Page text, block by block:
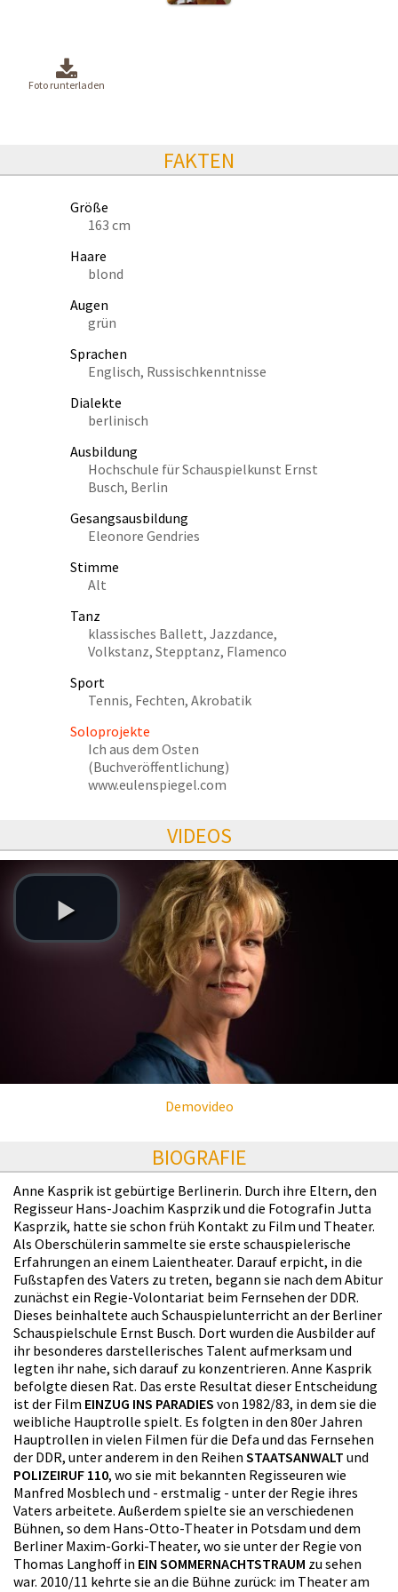
Foto runterladen
FAKTEN
Größe
163 cm
Haare
blond
Augen
grün
Sprachen
Englisch, Russischkenntnisse
Dialekte
berlinisch
Ausbildung
Hochschule für Schauspielkunst Ernst
Busch, Berlin
Gesangsausbildung
Eleonore Gendries
Stimme
Alt
Tanz
klassisches Ballett, Jazzdance,
Volkstanz, Stepptanz, Flamenco
Sport
Tennis, Fechten, Akrobatik
Soloprojekte
Ich aus dem Osten
(Buchveröffentlichung)
www.eulenspiegel.com
VIDEOS
Demovideo
BIOGRAFIE
Anne Kasprik ist gebürtige Berlinerin. Durch ihre Eltern, den
Regisseur Hans-Joachim Kasprzik und die Fotografin Jutta
Kasprzik, hatte sie schon früh Kontakt zu Film und Theater.
Als Oberschülerin sammelte sie erste schauspielerische
Erfahrungen an einem Laientheater. Darauf erpicht, in die
Fußstapfen des Vaters zu treten, begann sie nach dem Abitur
zunächst ein Regie-Volontariat beim Fernsehen der DDR.
Dieses beinhaltete auch Schauspielunterricht an der Berliner
Schauspielschule Ernst Busch. Dort wurden die Ausbilder auf
ihr besonderes darstellerisches Talent aufmerksam und
legten ihr nahe, sich darauf zu konzentrieren. Anne Kasprik
befolgte diesen Rat. Das erste Resultat dieser Entscheidung
ist der Film EINZUG INS PARADIES von 1982/83, in dem sie die
weibliche Hauptrolle spielt. Es folgten in den 80er Jahren
Hauptrollen in vielen Filmen für die Defa und das Fernsehen
der DDR, unter anderem in den Reihen STAATSANWALT und
POLIZEIRUF 110, wo sie mit bekannten Regisseuren wie
Manfred Mosblech und - erstmalig - unter der Regie ihres
Vaters arbeitete. Außerdem spielte sie an verschiedenen
Bühnen, so dem Hans-Otto-Theater in Potsdam und dem
Berliner Maxim-Gorki-Theater, wo sie unter der Regie von
Thomas Langhoff in EIN SOMMERNACHTSTRAUM zu sehen
war. 2010/11 kehrte sie an die Bühne zurück: im Theater am